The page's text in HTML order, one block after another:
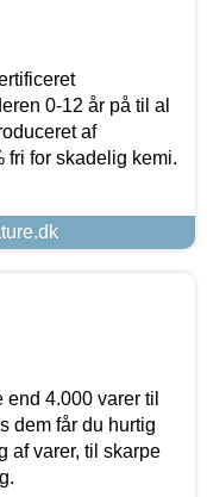
0-12 år på til al
af
fri for skadelig kemi.
4.000 varer til
dem får du hurtig
af varer, til skarpe